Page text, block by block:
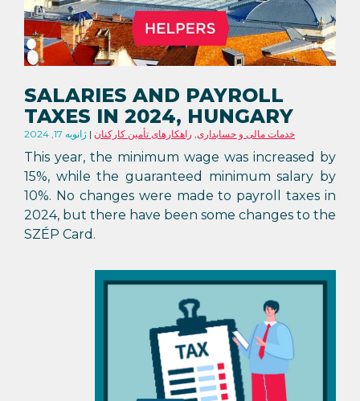
SALARIES AND PAYROLL
TAXES IN 2024, HUNGARY
ژانویه 17, 2024 خدمات مالی و حسابداری, راهکارهای تأمین کارکنان
This year, the minimum wage was increased by
15%, while the guaranteed minimum salary by
10%. No changes were made to payroll taxes in
2024, but there have been some changes to the
SZÉP Card.